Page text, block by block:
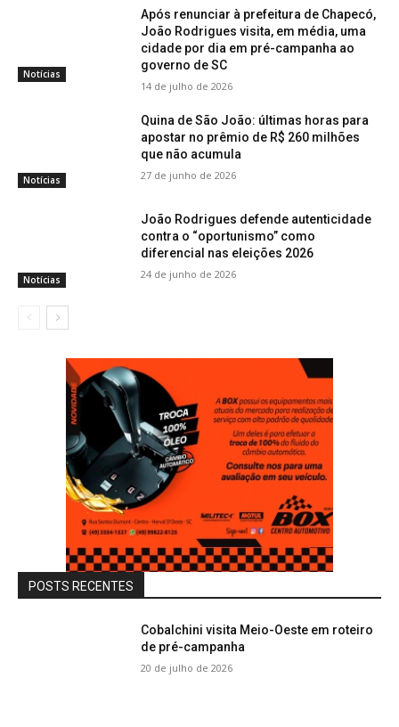
Notícias
Após renunciar à prefeitura de Chapecó,
João Rodrigues visita, em média, uma
cidade por dia em pré-campanha ao
governo de SC
14 de julho de 2026
Notícias
Quina de São João: últimas horas para
apostar no prêmio de R$ 260 milhões
que não acumula
27 de junho de 2026
Notícias
João Rodrigues defende autenticidade
contra o “oportunismo” como
diferencial nas eleições 2026
24 de junho de 2026
POSTS RECENTES
Cobalchini visita Meio-Oeste em roteiro
de pré-campanha
20 de julho de 2026